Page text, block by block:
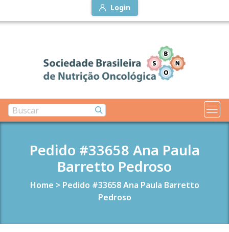
Login
Pedido #33658 Ana Paula
Barretto Pedroso
Home > Pedido #33658 Ana Paula Barretto
Pedroso